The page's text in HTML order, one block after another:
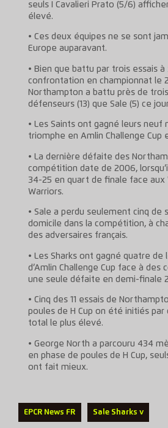
seuls I Cavalieri Prato (5/6)
élevé.
• Ces deux équipes ne se sont
Europe auparavant.
• Bien que battu par trois essais
confrontation en championnat le
Northampton a battu près de
défenseurs (13) que Sale (5) ce
• Les Saints ont gagné leurs neuf
triomphe en Amlin Challenge Cup
• La dernière défaite des
compétition date de 2006,
34-25 en quart de finale face aux
Warriors.
• Sale a perdu seulement cinq de
domicile dans la compétition, à
des adversaires français.
• Les Sharks ont gagné quatre de
d’Amlin Challenge Cup face à des
une seule défaite en demi-finale
• Cinq des 11 essais de
poules de H Cup on été initiés par
total le plus élevé.
• George North a parcouru 434
en phase de poules de H Cup,
ont fait mieux.
EPCR News FR Sale Sharks v